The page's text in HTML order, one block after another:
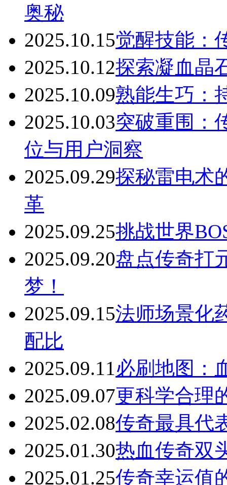
奥秘
2025.10.15觉醒技能：
2025.10.12探索凝血晶
2025.10.09熟能生巧：
2025.10.03突破重围：
位与用户洞察
2025.09.29探秘雷电术
革
2025.09.25挑战世界
2025.09.20盘点传奇打
梦！
2025.09.15法师场景化
配比
2025.09.11必刷地图：
2025.09.07更科学合理
2025.02.08传奇最具代
2025.01.30热血传奇双
2025.01.25传奇幸运值